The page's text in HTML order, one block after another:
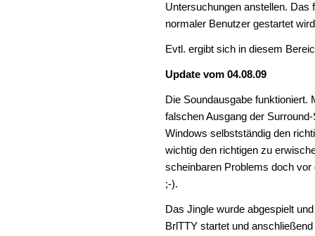
Untersuchungen anstellen. Das
normaler Benutzer gestartet
Evtl. ergibt sich in diesem
Update vom 04.08.09
Die Soundausgabe funktioniert.
falschen Ausgang der
Windows selbstständig den
wichtig den richtigen zu
scheinbaren Problems doch
;-).
Das Jingle wurde abgespielt
BrlTTY startet und